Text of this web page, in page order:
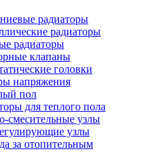
радиаторы
радиаторы
радиаторы
клапаны
головки
напряжения
пол
для теплого пола
смесительные узлы
узлы
за отопительным